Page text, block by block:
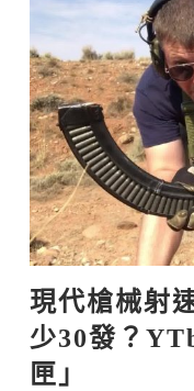
現代槍械射
少30發？
匣」